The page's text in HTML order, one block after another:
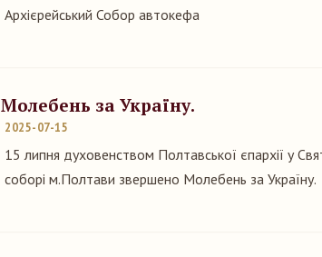
Архієрейський Собор автокефа
Молебень за Україну.
2025-07-15
15 липня духовенством Полтавської єпархії у
соборі м.Полтави звершено Молебень за Україну.